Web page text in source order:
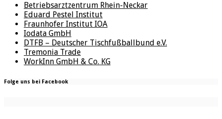
Betriebsarztzentrum Rhein-Neckar
Eduard Pestel Institut
Fraunhofer Institut IOA
Iodata GmbH
DTFB – Deutscher Tischfußballbund e.V.
Tremonia Trade
WorkInn GmbH & Co. KG
Folge uns bei Facebook